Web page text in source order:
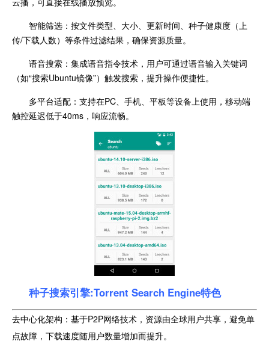
智能筛选：按文件类型、大小、更新时间、种子健康度（上
传/下载人数）等条件过滤结果，确保资源质量。
语音搜索：集成语音指令技术，用户可通过语音输入关键词
（如“搜索Ubuntu镜像”）触发搜索，提升操作便捷性。
多平台适配：支持在PC、手机、平板等设备上使用，移动端
触控延迟低于40ms，响应流畅。
种子搜索引擎:Torrent Search Engine特色
去中心化架构：基于P2P网络技术，资源由全球用户共享，避免单
点故障，下载速度随用户数量增加而提升。